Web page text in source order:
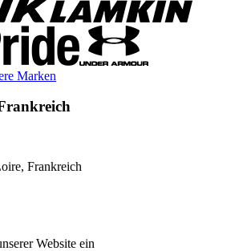
Marken
Frankreich
Website ein